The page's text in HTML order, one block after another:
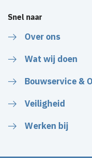
Snel naar
Over ons
Wat wij doen
Bouwservice &
Veiligheid
Werken bij